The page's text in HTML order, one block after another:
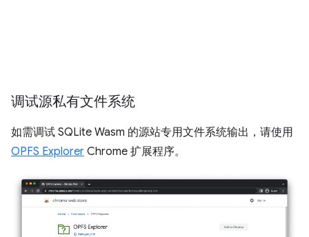
调试源私有文件系统
如需调试 SQLite Wasm 的源站专用文件系统输出，请使用
OPFS Explorer Chrome 扩展程序。